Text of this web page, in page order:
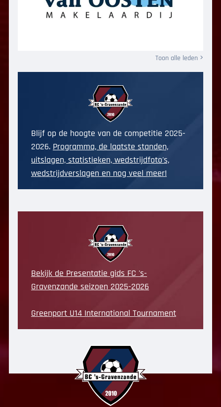
Toon alle leden
Blijf op de hoogte van de competitie 2025-
2026. Programma, de laatste standen,
uitslagen, statistieken, wedstrijdfoto's,
wedstrijdverslagen en nog veel meer!
Bekijk de Presentatie gids FC 's-
Gravenzande seizoen 2025-2026
Greenport U14 International Tournament